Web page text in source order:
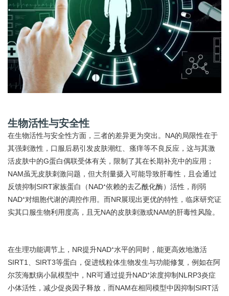
生物活性与安全性
在生物活性与安全性方面，三者的差异更为突出。NA的局限性在于
其强刺激性，口服后易引发皮肤潮红、瘙痒等不良反应，这与其激
活皮肤中的G蛋白偶联受体有关，限制了其在长期补充中的应用；
NAM虽无皮肤刺激问题，但大剂量摄入可能导致肝毒性，且会通过
反馈抑制SIRT家族蛋白（NAD⁺依赖的去乙酰化酶）活性，削弱
NAD⁺对细胞代谢的调控作用。而NR展现出更优的特性，临床研究证
实其口服生物利用度高，且无NA的皮肤刺激或NAM的肝毒性风险。
在生理功能调节上，NR提升NAD⁺水平的同时，能更高效地激活
SIRT1、SIRT3等蛋白，促进线粒体生物发生与功能修复，例如在阿
尔茨海默病小鼠模型中，NR可通过提升NAD⁺浓度抑制NLRP3炎症
小体活性，减少促炎因子释放，而NAM在相同模型中因抑制SIRT活